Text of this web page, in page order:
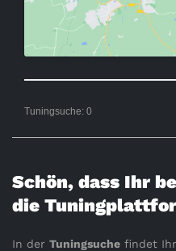
Tuningsuche: 0
Schön, dass Ihr
die
In der Tuningsuche findet